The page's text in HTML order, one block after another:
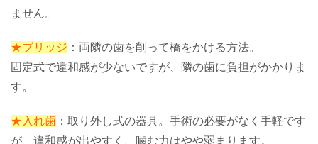
ません。
★ブリッジ ：両隣の歯を削って橋をかける方法。
固定式で違和感が少ないですが、隣の歯に負担がかかりま
す。
★入れ歯 ：取り外し式の器具。手術の必要がなく手軽です
が、違和感が出やすく、噛む力はやや弱まります。